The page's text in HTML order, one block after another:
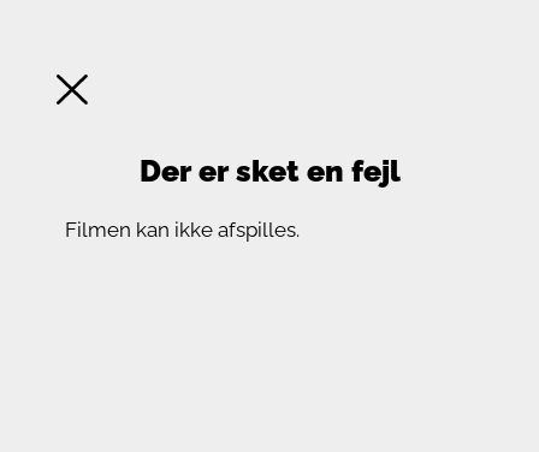
Der er sket en fejl
Filmen kan ikke afspilles.